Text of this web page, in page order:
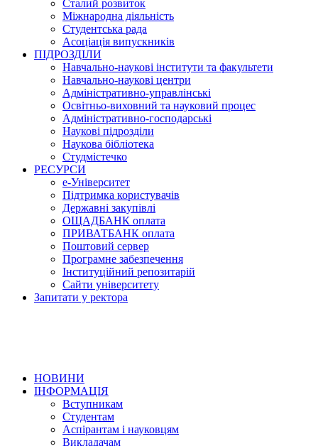
Сталий розвиток
Міжнародна діяльність
Студентська рада
Асоціація випускників
ПІДРОЗДІЛИ
Навчально-наукові інститути та факультети
Навчально-наукові центри
Адміністративно-управлінські
Освітньо-виховний та науковий процес
Адміністративно-господарські
Наукові підрозділи
Наукова бібліотека
Студмістечко
РЕСУРСИ
е-Університет
Підтримка користувачів
Державні закупівлі
ОЩАДБАНК оплата
ПРИВАТБАНК оплата
Поштовий сервер
Програмне забезпечення
Інституційний репозитарій
Сайти університету
Запитати у ректора
НОВИНИ
ІНФОРМАЦІЯ
Вступникам
Студентам
Аспірантам і науковцям
Викладачам